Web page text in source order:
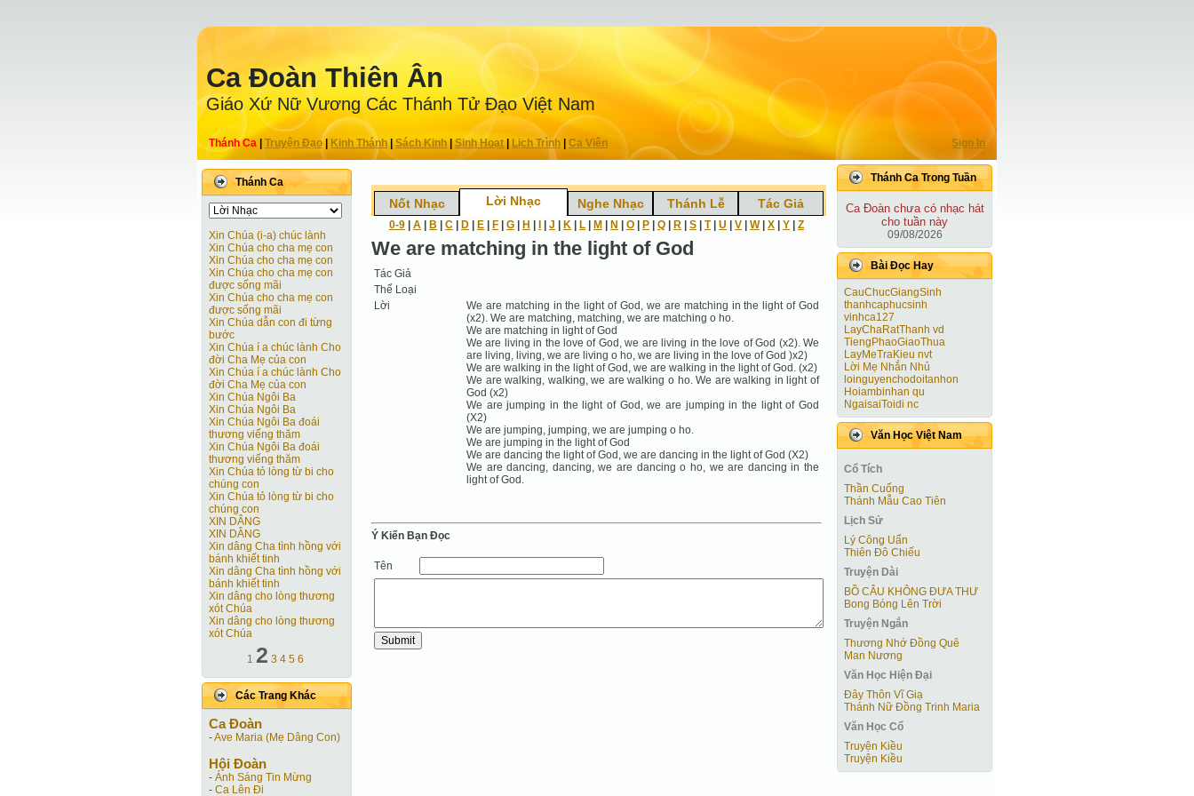
Ca Ðoàn Thiên Ân
Giáo Xứ Nữ Vương Các Thánh Tử Ðạo Việt Nam
Thánh Ca Truyện Ðạo| Kinh Thánh Sách Kinh|Sinh Hoạt| Lịch Trình Ca Viên Sign In
Thánh Ca
Xin Chúa (i-a) chúc lành
Xin Chúa cho cha mẹ con
Xin Chúa cho cha mẹ con
Xin Chúa cho cha mẹ con
được sống mãi
Xin Chúa cho cha mẹ con
được sống mãi
Xin Chúa dẫn con đi từng
bước
Xin Chúa í a chúc lành Cho
đời Cha Mẹ của con
Xin Chúa í a chúc lành Cho
đời Cha Mẹ của con
Xin Chúa Ngôi Ba
Xin Chúa Ngôi Ba
Xin Chúa Ngôi Ba đoái
thương viếng thăm
Xin Chúa Ngôi Ba đoái
thương viếng thăm
Xin Chúa tỏ lòng từ bi cho
chúng con
Xin Chúa tỏ lòng từ bi cho
chúng con
XIN DÂNG
XIN DÂNG
Xin dâng Cha tình hồng với
bánh khiết tinh
Xin dâng Cha tình hồng với
bánh khiết tinh
Xin dâng cho lòng thương
xót Chúa
Xin dâng cho lòng thương
xót Chúa
1 2 3 4 5 6
Các Trang Khác
Ca Ðoàn
-Ave Maria (Mẹ Dâng Con)
Hội Ðoàn
- Ánh Sáng Tin Mừng
- Ca Lên Đi
Nốt Nhạc Lời Nhạc Nghe Nhạc Thánh Lễ Tác Giả
0-9 A B C D E F G H J K L M N O P Q R S T| U V W| X Y Z
We are matching in the light of God
Tác Giả
Thể Loại
Lời
We are matching in the light of God, we are matching in the light of God
(x2). We are matching, matching, we are matching o ho.
We are matching in light of God
We are living in the love of God, we are living in the love of God (x2). We
are living, living, we are living o ho, we are living in the love of God )x2)
We are walking in the light of God, we are walking in the light of God. (x2)
We are walking, walking, we are walking o ho. We are walking in light of
God (x2)
We are jumping in the light of God, we are jumping in the light of God
(X2)
We are jumping, jumping, we are jumping o ho.
We are jumping in the light of God
We are dancing the light of God, we are dancing in the light of God (X2)
We are dancing, dancing, we are dancing o ho, we are dancing in the
light of God.
Ý Kiến Bạn Ðọc
Tên
Thánh Ca Trong Tuần
Ca Ðoàn chưa có nhạc hát
cho tuần này
09/08/2026
Bài Ðọc Hay
CauChucGiangSinh
thanhcaphucsinh
vinhca127
LayChaRatThanh vd
TiengPhaoGiaoThua
LayMeTraKieu nvt
Lời Mẹ Nhắn Nhủ
loinguyenchodoitanhon
Hoiambinhan qu
NgaisaiToidi nc
Văn Học Việt Nam
Cổ Tích
Thần Cuống
Thánh Mẫu Cao Tiên
Lịch Sử
Lý Công Uẩn
Thiên Đô Chiếu
Truyện Dài
BỒ CÂU KHÔNG ĐƯA THƯ
Bong Bóng Lên Trời
Truyện Ngắn
Thương Nhớ Đồng Quê
Man Nương
Văn Học Hiện Ðại
Đây Thôn Vĩ Giạ
Thánh Nữ Đồng Trinh Maria
Văn Học Cổ
Truyện Kiều
Truyện Kiều